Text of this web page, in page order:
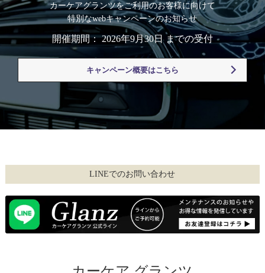
カーケアグランツをご利用のお客様に向けて
特別なwebキャンペーンのお知らせ
開催期間： 2026年9月30日 までの受付
キャンペーン概要はこちら
LINEでのお問い合わせ